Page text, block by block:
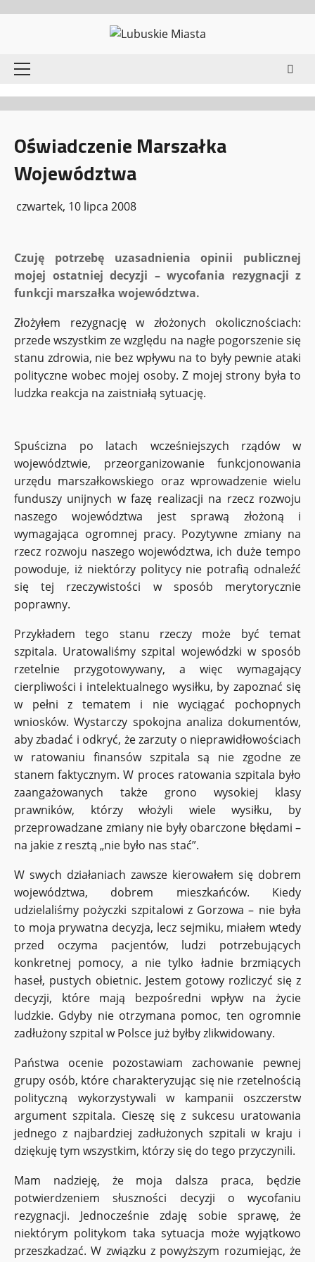
Menu
główne
Oświadczenie Marszałka
Województwa
czwartek, 10 lipca 2008
Czuję potrzebę uzasadnienia opinii publicznej
mojej ostatniej decyzji – wycofania rezygnacji z
funkcji marszałka województwa.
Złożyłem rezygnację w złożonych okolicznościach:
przede wszystkim ze względu na nagłe pogorszenie się
stanu zdrowia, nie bez wpływu na to były pewnie ataki
polityczne wobec mojej osoby. Z mojej strony była to
ludzka reakcja na zaistniałą sytuację.
Spuścizna po latach wcześniejszych rządów w
województwie, przeorganizowanie funkcjonowania
urzędu marszałkowskiego oraz wprowadzenie wielu
funduszy unijnych w fazę realizacji na rzecz rozwoju
naszego województwa jest sprawą złożoną i
wymagająca ogromnej pracy. Pozytywne zmiany na
rzecz rozwoju naszego województwa, ich duże tempo
powoduje, iż niektórzy politycy nie potrafią odnaleźć
się tej rzeczywistości w sposób merytorycznie
poprawny.
Przykładem tego stanu rzeczy może być temat
szpitala. Uratowaliśmy szpital wojewódzki w sposób
rzetelnie przygotowywany, a więc wymagający
cierpliwości i intelektualnego wysiłku, by zapoznać się
w pełni z tematem i nie wyciągać pochopnych
wniosków. Wystarczy spokojna analiza dokumentów,
aby zbadać i odkryć, że zarzuty o nieprawidłowościach
w ratowaniu finansów szpitala są nie zgodne ze
stanem faktycznym. W proces ratowania szpitala było
zaangażowanych także grono wysokiej klasy
prawników, którzy włożyli wiele wysiłku, by
przeprowadzane zmiany nie były obarczone błędami –
na jakie z resztą „nie było nas stać”.
W swych działaniach zawsze kierowałem się dobrem
województwa, dobrem mieszkańców. Kiedy
udzielaliśmy pożyczki szpitalowi z Gorzowa – nie była
to moja prywatna decyzja, lecz sejmiku, miałem wtedy
przed oczyma pacjentów, ludzi potrzebujących
konkretnej pomocy, a nie tylko ładnie brzmiących
haseł, pustych obietnic. Jestem gotowy rozliczyć się z
decyzji, które mają bezpośredni wpływ na życie
ludzkie. Gdyby nie otrzymana pomoc, ten ogromnie
zadłużony szpital w Polsce już byłby zlikwidowany.
Państwa ocenie pozostawiam zachowanie pewnej
grupy osób, które charakteryzując się nie rzetelnością
polityczną wykorzystywali w kampanii oszczerstw
argument szpitala. Cieszę się z sukcesu uratowania
jednego z najbardziej zadłużonych szpitali w kraju i
dziękuję tym wszystkim, którzy się do tego przyczynili.
Mam nadzieję, że moja dalsza praca, będzie
potwierdzeniem słuszności decyzji o wycofaniu
rezygnacji. Jednocześnie zdaję sobie sprawę, że
niektórym politykom taka sytuacja może wyjątkowo
przeszkadzać. W związku z powyższym rozumiejąc, że